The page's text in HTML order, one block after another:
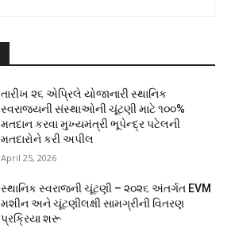
તારીખ ૨૬ એપ્રિલે યોજાનારી સ્થાનિક
સ્વરાજ્યની સંસ્થાઓની ચૂંટણી માટે ૧૦૦%
મતદાન કરવા મુખ્યમંત્રી ભૂપેન્દ્ર પટેલની
મતદારોને કરી અપીલ
April 25, 2026
સ્થાનિક સ્વરાજની ચૂંટણી – ૨૦૨૬ અંતર્ગત EVM
મશીન અને ચૂંટણીલક્ષી સામગ્રીની વિતરણ
પ્રક્રિયા શરૂ